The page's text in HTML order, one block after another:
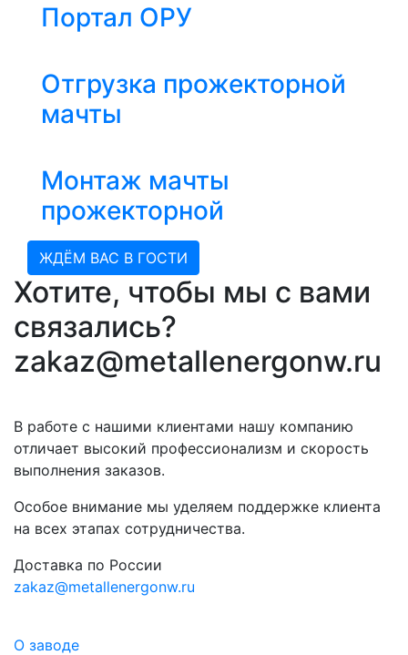
Портал ОРУ
Отгрузка прожекторной
мачты
Монтаж мачты
прожекторной
ЖДЁМ ВАС В ГОСТИ
Хотите, чтобы мы с вами
связались?
zakaz@metallenergonw.ru
В работе с нашими клиентами нашу компанию
отличает высокий профессионализм и скорость
выполнения заказов.
Особое внимание мы уделяем поддержке клиента
на всех этапах сотрудничества.
Доставка по России
zakaz@metallenergonw.ru
О заводе